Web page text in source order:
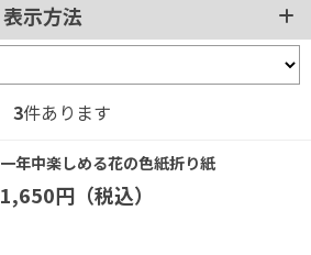
表示方法
3件あります
一年中楽しめる花の色紙折り紙
1,650円（税込）